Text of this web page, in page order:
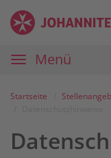
Zum
Inhalt
Anmelden
Zur
Navigation
Zur
Startseite
Karriereportal
Johanniter
Menü
Startseite